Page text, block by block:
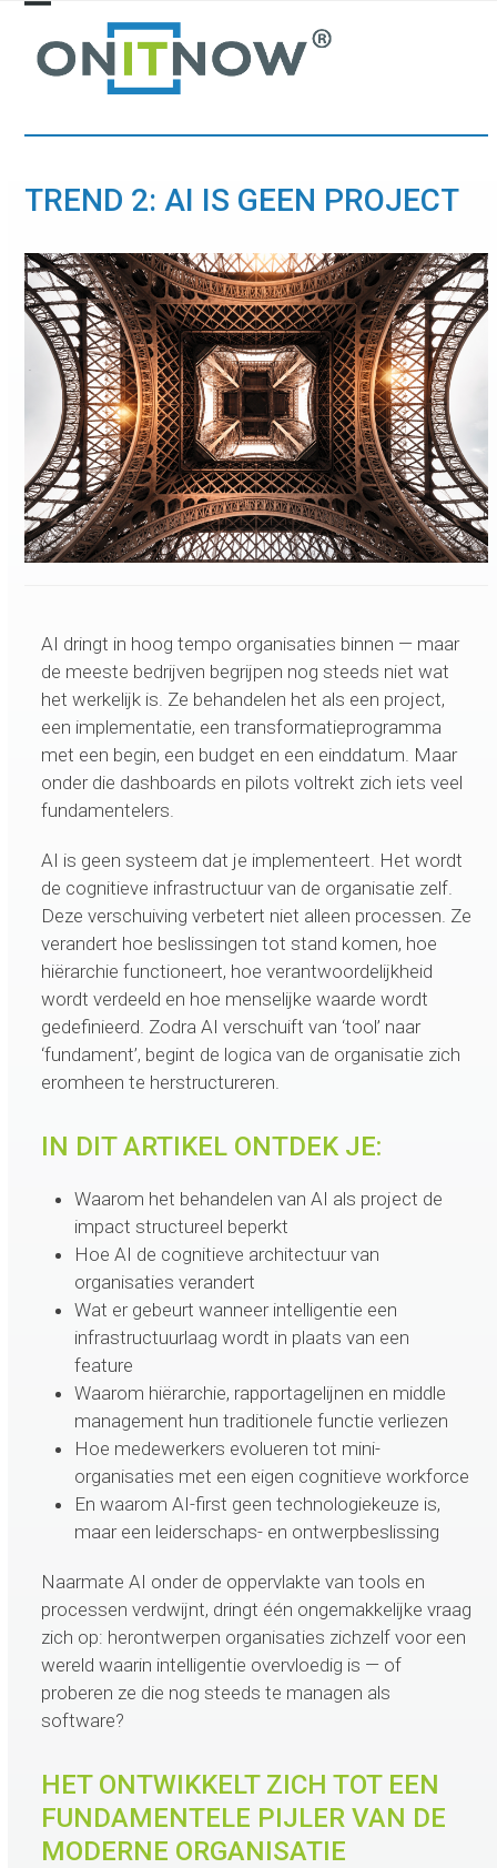
Skip
contentmobile
mobile
TREND 2: AI IS GEEN PROJECT
AI dringt in hoog tempo organisaties binnen — maar
de meeste bedrijven begrijpen nog steeds niet wat
het werkelijk is. Ze behandelen het als een project,
een implementatie, een transformatieprogramma
met een begin, een budget en een einddatum. Maar
onder die dashboards en pilots voltrekt zich iets veel
fundamentelers.
AI is geen systeem dat je implementeert. Het wordt
de cognitieve infrastructuur van de organisatie zelf.
Deze verschuiving verbetert niet alleen processen. Ze
verandert hoe beslissingen tot stand komen, hoe
hiërarchie functioneert, hoe verantwoordelijkheid
wordt verdeeld en hoe menselijke waarde wordt
gedefinieerd. Zodra AI verschuift van ‘tool’ naar
‘fundament’, begint de logica van de organisatie zich
eromheen te herstructureren.
IN DIT ARTIKEL ONTDEK JE:
Waarom het behandelen van AI als project de
impact structureel beperkt
Hoe AI de cognitieve architectuur van
organisaties verandert
Wat er gebeurt wanneer intelligentie een
infrastructuurlaag wordt in plaats van een
feature
Waarom hiërarchie, rapportagelijnen en middle
management hun traditionele functie verliezen
Hoe medewerkers evolueren tot mini-
organisaties met een eigen cognitieve workforce
En waarom AI-first geen technologiekeuze is,
maar een leiderschaps- en ontwerpbeslissing
Naarmate AI onder de oppervlakte van tools en
processen verdwijnt, dringt één ongemakkelijke vraag
zich op: herontwerpen organisaties zichzelf voor een
wereld waarin intelligentie overvloedig is — of
proberen ze die nog steeds te managen als
software?
HET ONTWIKKELT ZICH TOT EEN
FUNDAMENTELE PIJLER VAN DE
MODERNE ORGANISATIE